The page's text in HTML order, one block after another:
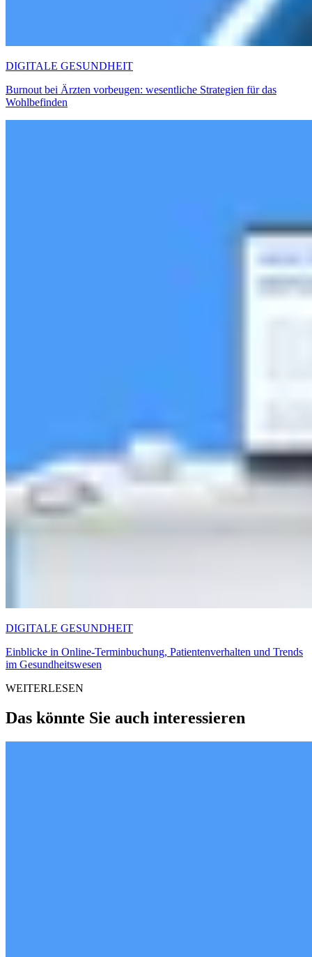
DIGITALE GESUNDHEIT
Burnout bei Ärzten vorbeugen: wesentliche Strategien für das
Wohlbefinden
DIGITALE GESUNDHEIT
Einblicke in Online-Terminbuchung, Patientenverhalten und Trends
im Gesundheitswesen
WEITERLESEN
Das könnte Sie auch interessieren